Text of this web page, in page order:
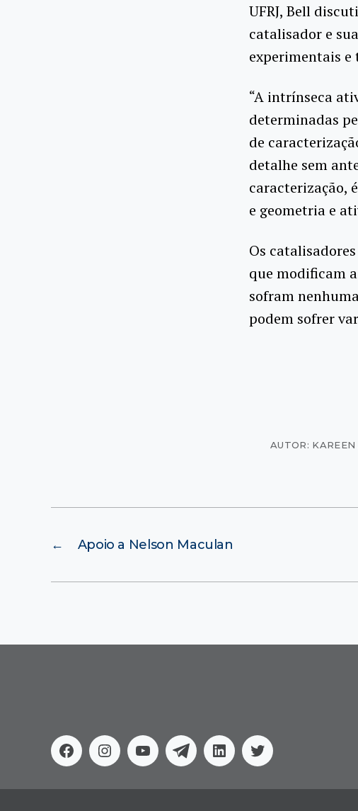
UFRJ, Bell
catalisador e
experimentais e
“A intrínseca
determinadas
de
detalhe sem
caracterização,
e geometria e
Os
que modificam
sofram
podem sofrer
AUTOR:
← Apoio a Nelson Maculan
FacebookInstagram
YoutubeTelegramLinkedinTwitter